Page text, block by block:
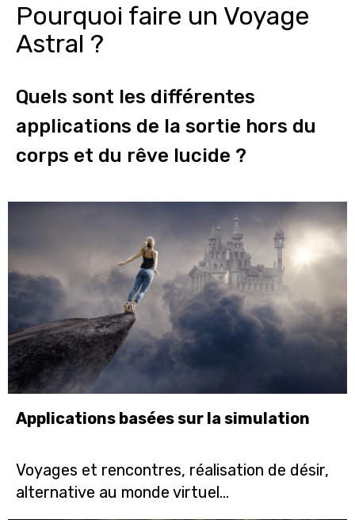
Pourquoi faire un Voyage
Astral ?
Quels sont les différentes
applications de la sortie hors du
corps et du rêve lucide ?
Applications basées sur la simulation
Voyages et rencontres, réalisation de désir,
alternative au monde virtuel...